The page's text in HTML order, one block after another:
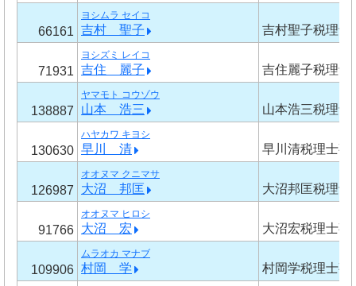
66161
ヨシムラ セイコ
吉村 聖子 吉村聖子税理士
71931
ヨシズミ レイコ
吉住 麗子 吉住麗子税理士
138887
ヤマモト コウゾウ
山本 浩三 山本浩三税理士
130630
ハヤカワ キヨシ
早川 清 早川清税理士事
126987
オオヌマ クニマサ
大沼 邦匡 大沼邦匡税理士
91766
オオヌマ ヒロシ
大沼 宏 大沼宏税理士事
109906
ムラオカ マナブ
村岡 学 村岡学税理士事